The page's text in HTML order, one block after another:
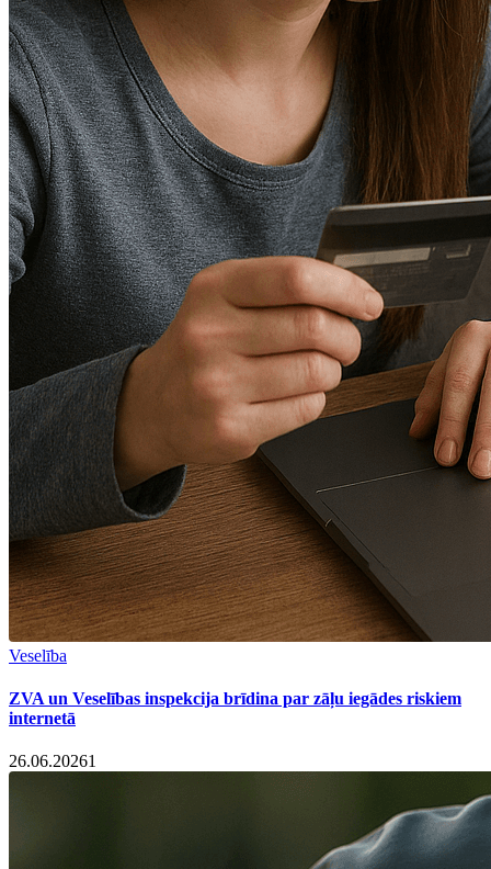
Veselība
ZVA un Veselības inspekcija brīdina par zāļu iegādes riskiem
internetā
26.06.20261